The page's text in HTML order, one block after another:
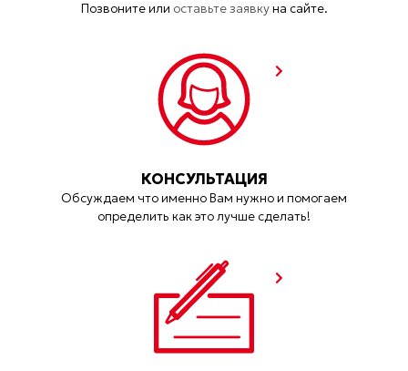
Позвоните или оставьте заявкуна сайте.
КОНСУЛЬТАЦИЯ
Обсуждаем что именно Вам нужно и помогаем
определить как это лучше сделать!